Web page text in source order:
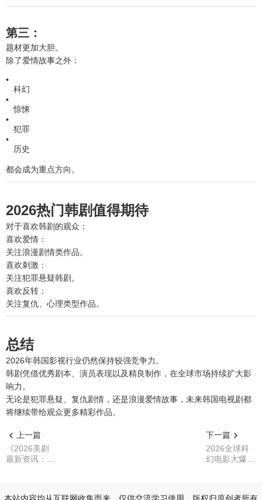
第三：
题材更加大胆。
除了爱情故事之外：
科幻
惊悚
犯罪
历史
都会成为重点方向。
2026热门韩剧值得期待
对于喜欢韩剧的观众：
喜欢爱情：
关注浪漫剧情类作品。
喜欢刺激：
关注犯罪悬疑韩剧。
喜欢反转：
关注复仇、心理类型作品。
总结
2026年韩国影视行业仍然保持较强竞争力。
韩剧凭借优秀剧本、演员表现以及精良制作，在全球市场持续扩大影
响力。
无论是犯罪悬疑、复仇剧情，还是浪漫爱情故事，未来韩国电视剧都
将继续带给观众更多精彩作品。
上一篇
《2026美剧
最新资讯：热
下一篇
2026全球科
幻电影大爆